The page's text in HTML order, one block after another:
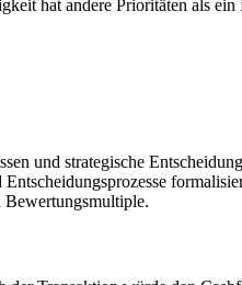
hat andere Prioritäten als
und strategische
Bewertungsmultiple.